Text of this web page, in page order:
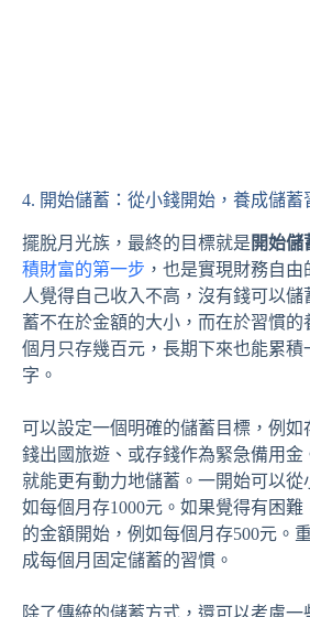
4. 開始儲蓄：從小錢開始，養成儲蓄
擺脫月光族，最終的目標就是 開始儲
積財富的第一步 ，也是實現財務自
人覺得自己收入不高，沒有錢可以儲
蓄不在於金額的大小，而在於習慣的
個月只存幾百元，長期下來也能累積
字。
可以設定一個明確的儲蓄目標，例如
錢出國旅遊、或存錢作為緊急備用金
就能更有動力地儲蓄。一開始可以從
如每個月存1000元。如果覺得有困難
的金額開始，例如每個月存500元。
成每個月固定儲蓄的習慣。
除了傳統的儲蓄方式，還可以考慮一